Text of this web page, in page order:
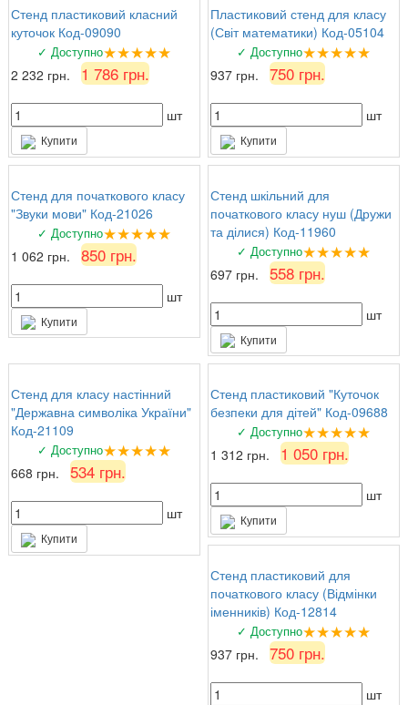
Стенд пластиковий класний
куточок Код-09090
✓ Доступно★★★★★
2 232 грн. 1 786 грн.
шт
Купити
Пластиковий стенд для класу
(Світ математики) Код-05104
✓ Доступно★★★★★
937 грн. 750 грн.
шт
Купити
Стенд для початкового класу
"Звуки мови" Код-21026
✓ Доступно★★★★★
1 062 грн. 850 грн.
шт
Купити
Стенд шкільний для
початкового класу нуш (Дружи
та ділися) Код-11960
✓ Доступно★★★★★
697 грн. 558 грн.
шт
Купити
Стенд для класу настінний
"Державна символіка України"
Код-21109
✓ Доступно★★★★★
668 грн. 534 грн.
шт
Купити
Стенд пластиковий "Куточок
безпеки для дітей" Код-09688
✓ Доступно★★★★★
1 312 грн. 1 050 грн.
шт
Купити
Стенд пластиковий для
початкового класу (Відмінки
іменників) Код-12814
✓ Доступно★★★★★
937 грн. 750 грн.
шт